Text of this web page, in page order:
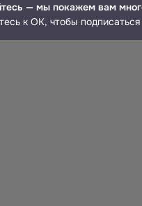
— мы покажем вам
к ОК, чтобы